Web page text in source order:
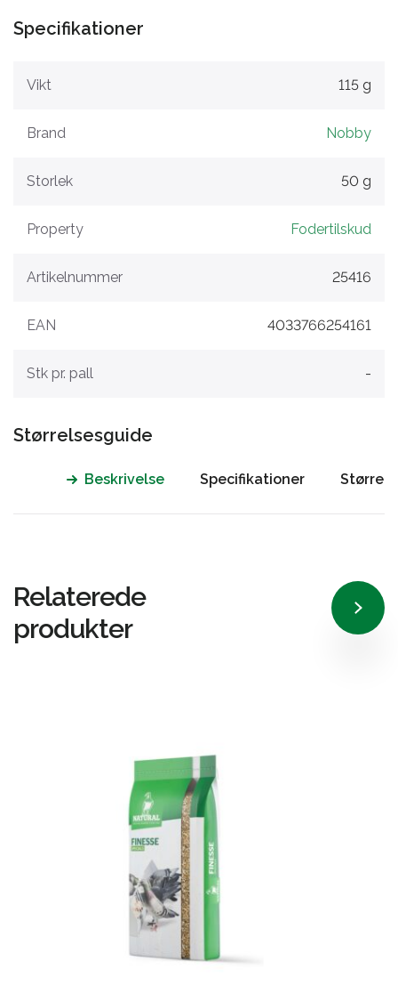
Specifikationer
Vikt 115 g
Brand Nobby
Storlek 50 g
Property Fodertilskud
Artikelnummer 25416
EAN 4033766254161
Stk pr. pall -
Størrelsesguide
Beskrivelse Specifikationer
Relaterede
produkter